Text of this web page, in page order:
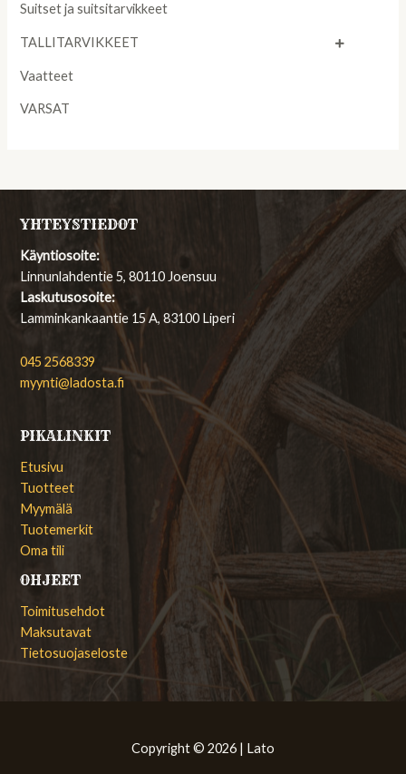
Suitset ja suitsitarvikkeet
TALLITARVIKKEET
Vaatteet
VARSAT
YHTEYSTIEDOT
Käyntiosoite:
Linnunlahdentie 5, 80110 Joensuu
Laskutusosoite:
Lamminkankaantie 15 A, 83100 Liperi
045 2568339
myynti@ladosta.fi
PIKALINKIT
Etusivu
Tuotteet
Myymälä
Tuotemerkit
Oma tili
OHJEET
Toimitusehdot
Maksutavat
Tietosuojaseloste
Copyright © 2026 | Lato